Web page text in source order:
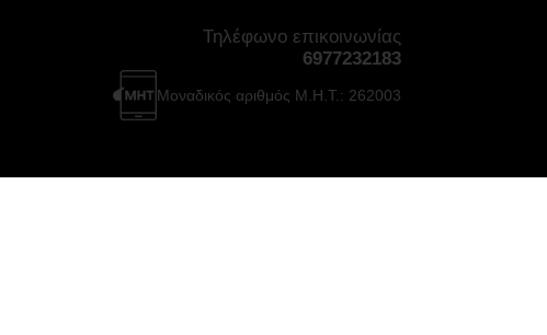
Τηλέφωνο επικοινωνίας
6977232183
Μοναδικός αριθμός Μ.Η.Τ.: 262003